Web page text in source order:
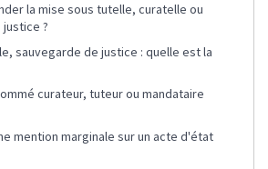
la mise sous tutelle, curatelle ou
?
sauvegarde de justice : quelle est la
curateur, tuteur ou mandataire
mention marginale sur un acte d'état